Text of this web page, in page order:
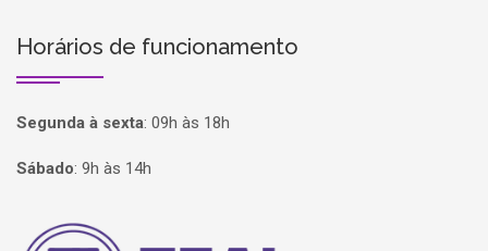
Horários de funcionamento
Segunda à sexta: 09h às 18h
Sábado: 9h às 14h
Página inicial